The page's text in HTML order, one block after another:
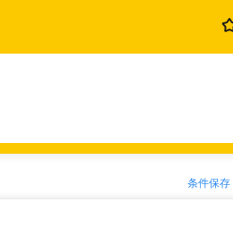
条件保存